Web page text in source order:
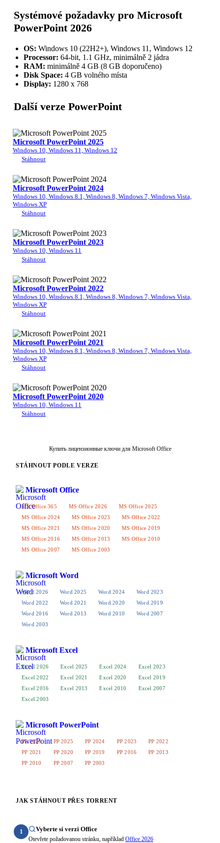
Systémové požadavky pro Microsoft
PowerPoint 2026
OS: Windows 10 (22H2+), Windows 11, Windows 12
Processor: 64-bit, 1.1 GHz, minimálně 2 jádra
RAM: minimálně 4 GB (8 GB doporučeno)
Disk Space: 4 GB volného místa
Display: 1280 x 768
Další verze PowerPoint
Microsoft PowerPoint 2025
Windows 10, Windows 11, Windows 12
Stáhnout
Microsoft PowerPoint 2024
Windows 10, Windows 8.1, Windows 8, Windows 7, Windows Vista,
Windows XP
Stáhnout
Microsoft PowerPoint 2023
Windows 10, Windows 11
Stáhnout
Microsoft PowerPoint 2022
Windows 10, Windows 8.1, Windows 8, Windows 7, Windows Vista,
Windows XP
Stáhnout
Microsoft PowerPoint 2021
Windows 10, Windows 8.1, Windows 8, Windows 7, Windows Vista,
Windows XP
Stáhnout
Microsoft PowerPoint 2020
Windows 10, Windows 11
Stáhnout
Купить лицензионные ключи для Microsoft Office
STÁHNOUT PODLE VERZE
Microsoft Office
MS Office 365 MS Office 2026
MS Office 2025
MS Office 2024
MS Office 2023
MS Office 2022
MS Office 2021
MS Office 2020
MS Office 2019
MS Office 2016
MS Office 2013
MS Office 2010
MS Office 2007
MS Office 2003
Microsoft Word
Word 2026 Word 2025 Word 2024
Word 2023
Word 2022
Word 2021 Word 2020
Word 2019
Word 2016
Word 2013 Word 2010
Word 2007
Word 2003
Microsoft Excel
Excel 2026 Excel 2025 Excel 2024
Excel 2023
Excel 2022
Excel 2021 Excel 2020
Excel 2019
Excel 2016
Excel 2013 Excel 2010
Excel 2007
Excel 2003
Microsoft PowerPoint
PP 2026 PP 2025 PP 2024 PP 2023
PP 2022
PP 2021
PP 2020 PP 2019 PP 2016
PP 2013
PP 2010
PP 2007 PP 2003
JAK STÁHNOUT PŘES TORRENT
1 Vyberte si verzi Office
Otevřete požadovanou stránku, například Office 2026